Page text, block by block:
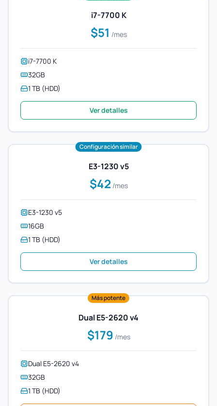
i7-7700 K
$51 /mes
i7-7700 K
32GB
1 TB (HDD)
Ver detalles
Configuración similar
E3-1230 v5
$42 /mes
E3-1230 v5
16GB
1 TB (HDD)
Ver detalles
Más potente
Dual E5-2620 v4
$179 /mes
Dual E5-2620 v4
32GB
1 TB (HDD)